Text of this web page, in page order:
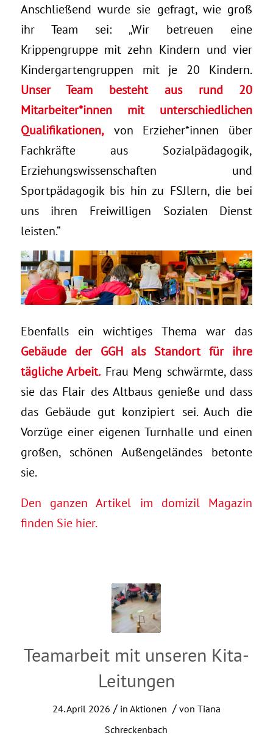
Anschließend wurde sie gefragt, wie groß
ihr Team sei: „Wir betreuen eine
Krippengruppe mit zehn Kindern und vier
Kindergartengruppen mit je 20 Kindern.
Unser Team besteht aus rund 20
Mitarbeiter*innen mit unterschiedlichen
Qualifikationen,von Erzieher*innen über
Fachkräfte aus Sozialpädagogik,
Erziehungswissenschaften und
Sportpädagogik bis hin zu FSJlern, die bei
uns ihren Freiwilligen Sozialen Dienst
leisten.“
Ebenfalls ein wichtiges Thema war das
Gebäude der GGH als Standort für ihre
tägliche Arbeit. Frau Meng schwärmte, dass
sie das Flair des Altbaus genieße und dass
das Gebäude gut konzipiert sei. Auch die
Vorzüge einer eigenen Turnhalle und einen
großen, schönen Außengeländes betonte
sie.
Den ganzen Artikel im domizil Magazin
finden Sie hier.
Teamarbeit mit unseren Kita-
Leitungen
24. April 2026 / in Aktionen / von Tiana
Schreckenbach